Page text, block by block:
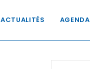
ACTUALITÉS AGENDA